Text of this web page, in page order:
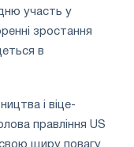
участь у
зростання
в
і віце-
правління US
щиру повагу,